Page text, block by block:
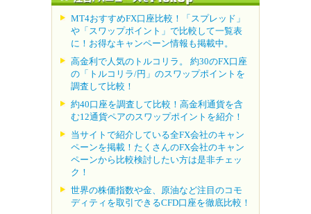
MT4おすすめFX口座比較！「スプレッド」
や「スワップポイント」で比較して一覧表
に！お得なキャンペーン情報も掲載中。
高金利で人気のトルコリラ。 約30のFX口座
の「トルコリラ/円」のスワップポイントを
調査して比較！
約40口座を調査して比較！高金利通貨を含
む12通貨ペアのスワップポイントを紹介！
当サイトで紹介している全FX会社のキャン
ペーンを掲載！たくさんのFX会社のキャン
ペーンから比較検討したい方は是非チェッ
ク！
世界の株価指数や金、原油など注目のコモ
ディティを取引できるCFD口座を徹底比較！